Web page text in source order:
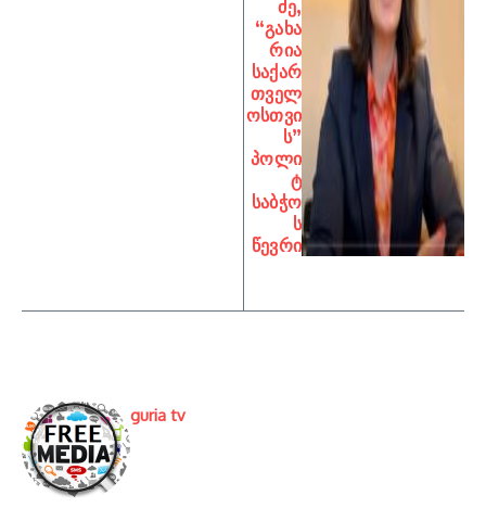
ძე,
“გახა
რია
საქარ
თველ
ოსთვი
ს”
პოლი
ტ
საბჭო
ს
წევრი
guria tv